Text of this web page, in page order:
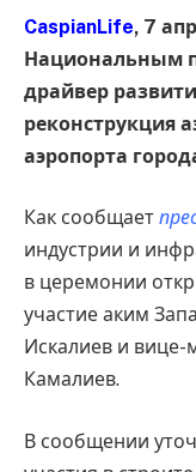
CaspianLife, 7
Национальным
драйвер
реконструкция
аэропорта
Как сообщает
индустрии и
в церемонии
участие аким
Искалиев и
Камалиев.
В сообщении